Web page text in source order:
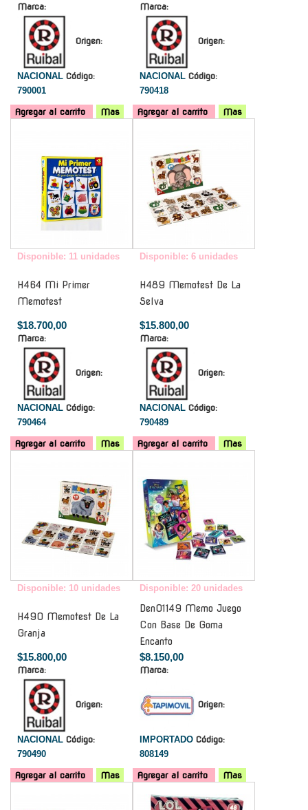
Marca:
Origen:
NACIONAL Código:
790001
Agregar al carrito Mas
Marca:
Origen:
NACIONAL Código:
790418
Agregar al carrito
Mas
Disponible: 11 unidades
H464 Mi Primer
Memotest
$18.700,00
Marca:
Origen:
NACIONAL Código:
790464
Agregar al carrito Mas
Disponible: 6 unidades
H489 Memotest De La
Selva
$15.800,00
Marca:
Origen:
NACIONAL Código:
790489
Agregar al carrito
Mas
Disponible: 10 unidades
H490 Memotest De La
Granja
$15.800,00
Marca:
Origen:
NACIONAL Código:
790490
Agregar al carrito Mas
Disponible: 20 unidades
Den01149 Memo Juego
Con Base De Goma
Encanto
$8.150,00
Marca:
Origen:
IMPORTADO Código:
808149
Agregar al carrito
Mas